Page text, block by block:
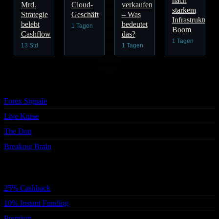
Mrd.
Strategie
belebt
Cashflow
13 Std
Cloud-
Geschäft
1 Tagen
verkaufen
– Was
bedeutet
das?
1 Tagen
starkem
Infrastruktur-
Boom
1 Tagen
Forex Signale
Live Kurse
The Don
Breakout Brain
25% Cashback
10% Instant Funding